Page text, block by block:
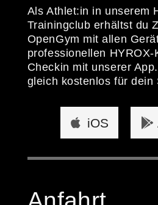
Als Athlet:in in unserem
Trainingclub erhältst du
OpenGym mit allen
professionellen HYROX-
Checkin mit unserer
gleich kostenlos für dein
iOS